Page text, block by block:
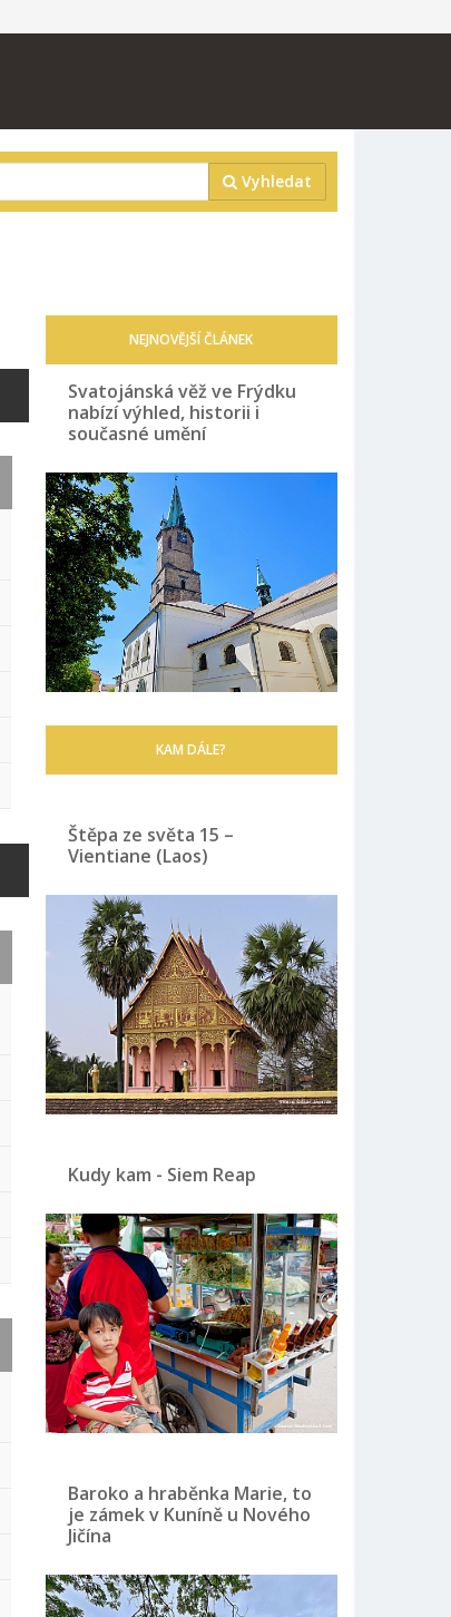
Vyhledat
NEJNOVĚJŠÍ ČLÁNEK
Svatojánská věž ve Frýdku
nabízí výhled, historii i
současné umění
KAM DÁLE?
Štěpa ze světa 15 –
Vientiane (Laos)
Kudy kam - Siem Reap
Baroko a hraběnka Marie, to
je zámek v Kuníně u Nového
Jičína